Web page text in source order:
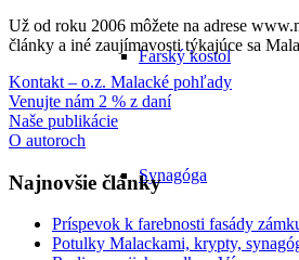
Farský kostol
Synagóga
Už od roku 2006 môžete na adrese
články a iné zaujímavosti týkajúce sa
Kontakt – o.z. Malacké pohľady
Venujte nám 2 % z daní
Naše publikácie
O autoroch
Najnovšie články
Príspevok k farebnosti fasády
Potulky Malackami, krypty,